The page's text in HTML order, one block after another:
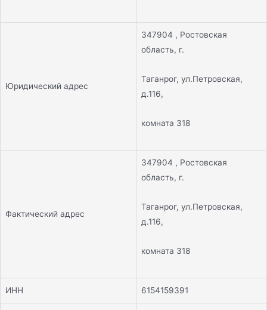
Юридический адрес
347904 , Ростовская
область, г.
Таганрог, ул.Петровская,
д.116,
комната 318
Фактический адрес
347904 , Ростовская
область, г.
Таганрог, ул.Петровская,
д.116,
комната 318
ИНН 6154159391